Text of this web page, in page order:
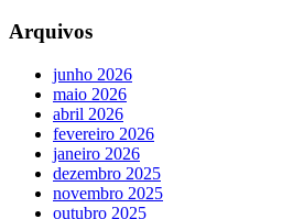
Arquivos
junho 2026
maio 2026
abril 2026
fevereiro 2026
janeiro 2026
dezembro 2025
novembro 2025
outubro 2025